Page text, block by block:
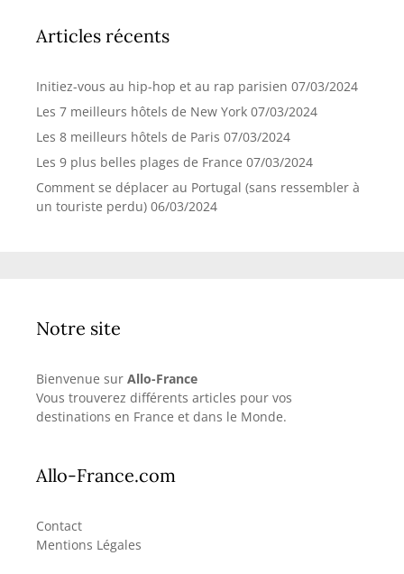
Articles récents
Initiez-vous au hip-hop et au rap parisien 07/03/2024
Les 7 meilleurs hôtels de New York 07/03/2024
Les 8 meilleurs hôtels de Paris 07/03/2024
Les 9 plus belles plages de France 07/03/2024
Comment se déplacer au Portugal (sans ressembler à
un touriste perdu) 06/03/2024
Notre site
Bienvenue sur Allo-France
Vous trouverez différents articles pour vos
destinations en France et dans le Monde.
Allo-France.com
Contact
Mentions Légales